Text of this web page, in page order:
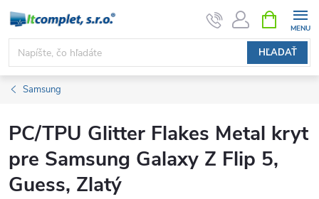
Prejsť
obsah
HĽADAŤ
KOŠÍK
Samsung
PC/TPU Glitter Flakes Metal kryt
pre Samsung Galaxy Z Flip 5,
Guess, Zlatý